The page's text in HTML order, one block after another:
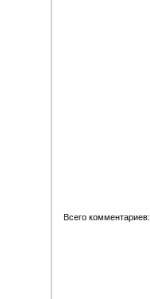
Всего комментариев: